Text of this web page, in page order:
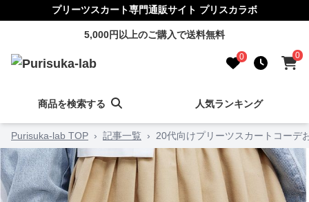
プリーツスカート専門通販サイト プリスカラボ
5,000円以上のご購入で送料無料
0 0
商品を検索する 人気ランキング
Purisuka-lab TOP › 記事一覧 › 20代向けプリーツスカートコーデ